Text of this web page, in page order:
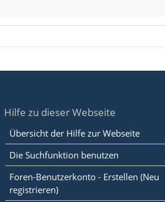
Hilfe zu dieser Webseite
Übersicht der Hilfe zur Webseite
Die Suchfunktion benutzen
Foren-Benutzerkonto - Erstellen (Neu
registrieren)